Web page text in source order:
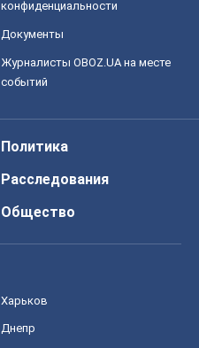
конфиденциальности
Документы
Журналисты OBOZ.UA на месте
событий
Политика
Расследования
Общество
Харьков
Днепр